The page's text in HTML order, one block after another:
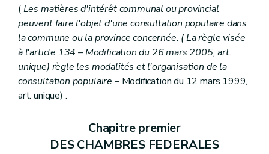
(Les matières d'intérêt communal ou provincial
peuvent faire l'objet d'une consultation populaire dans
la commune ou la province concernée. (La règle visée
à l'article 134 – Modification du 26 mars 2005, art.
unique) règle les modalités et l'organisation de la
consultation populaire – Modification du 12 mars 1999,
art. unique) .
Chapitre premier
DES CHAMBRES FEDERALES